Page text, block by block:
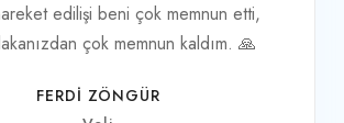
HATICE KÜBRA BAL
Veli